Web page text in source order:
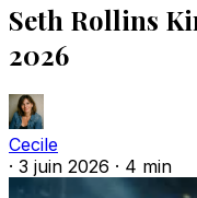
Seth Rollins
2026
Cecile
· 3 juin 2026 · 4 min